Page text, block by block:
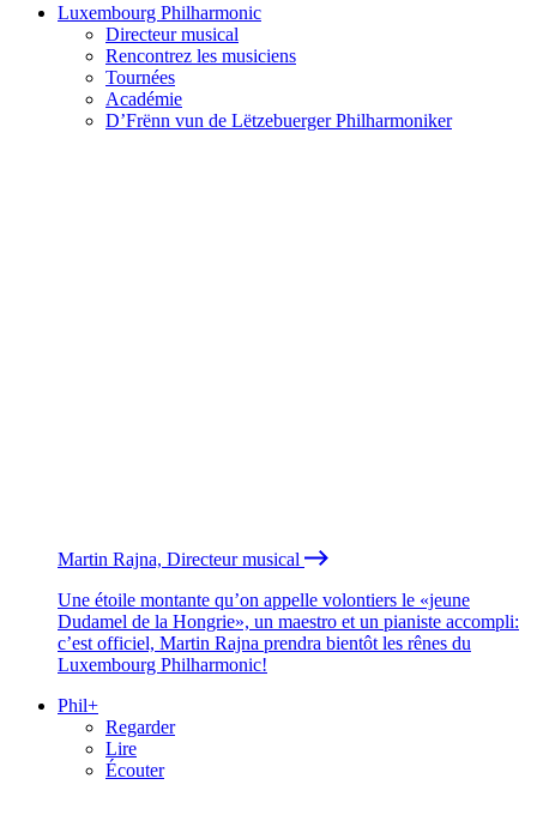
Luxembourg Philharmonic
Directeur musical
Rencontrez les musiciens
Tournées
Académie
D’Frënn vun de Lëtzebuerger Philharmoniker
Martin Rajna, Directeur musical
Une étoile montante qu’on appelle volontiers le «jeune
Dudamel de la Hongrie», un maestro et un pianiste accompli:
c’est officiel, Martin Rajna prendra bientôt les rênes du
Luxembourg Philharmonic!
Phil+
Regarder
Lire
Écouter